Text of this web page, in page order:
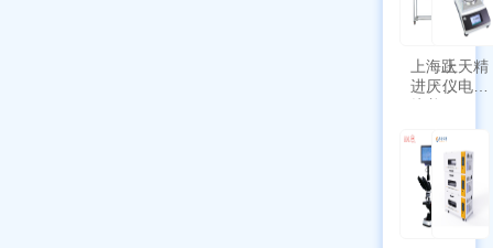
功能
上海跃
进厌氧
培养箱
III-T
上天精
仪电子
带审计
追踪功
能